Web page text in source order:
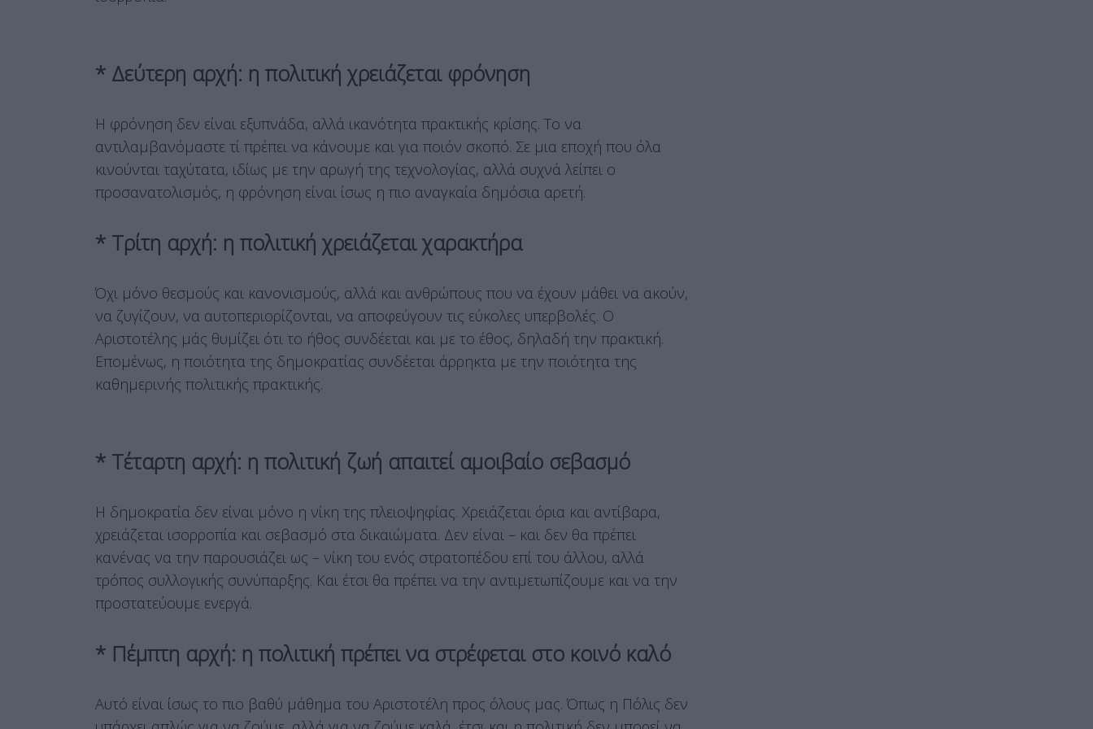
* Δεύτερη αρχή: η πολιτική χρειάζεται φρόνηση
Η φρόνηση δεν είναι εξυπνάδα, αλλά ικανότητα πρακτικής κρίσης. Το να
αντιλαμβανόμαστε τί πρέπει να κάνουμε και για ποιόν σκοπό. Σε μια εποχή που όλα
κινούνται ταχύτατα, ιδίως με την αρωγή της τεχνολογίας, αλλά συχνά λείπει ο
προσανατολισμός, η φρόνηση είναι ίσως η πιο αναγκαία δημόσια αρετή.
* Τρίτη αρχή: η πολιτική χρειάζεται χαρακτήρα
Όχι μόνο θεσμούς και κανονισμούς, αλλά και ανθρώπους που να έχουν μάθει να ακούν,
να ζυγίζουν, να αυτοπεριορίζονται, να αποφεύγουν τις εύκολες υπερβολές. Ο
Αριστοτέλης μάς θυμίζει ότι το ήθος συνδέεται και με το έθος, δηλαδή την πρακτική.
Επομένως, η ποιότητα της δημοκρατίας συνδέεται άρρηκτα με την ποιότητα της
καθημερινής πολιτικής πρακτικής.
* Τέταρτη αρχή: η πολιτική ζωή απαιτεί αμοιβαίο σεβασμό
Η δημοκρατία δεν είναι μόνο η νίκη της πλειοψηφίας. Χρειάζεται όρια και αντίβαρα,
χρειάζεται ισορροπία και σεβασμό στα δικαιώματα. Δεν είναι – και δεν θα πρέπει
κανένας να την παρουσιάζει ως – νίκη του ενός στρατοπέδου επί του άλλου, αλλά
τρόπος συλλογικής συνύπαρξης. Και έτσι θα πρέπει να την αντιμετωπίζουμε και να την
προστατεύουμε ενεργά.
* Πέμπτη αρχή: η πολιτική πρέπει να στρέφεται στο κοινό καλό
Αυτό είναι ίσως το πιο βαθύ μάθημα του Αριστοτέλη προς όλους μας. Όπως η Πόλις δεν